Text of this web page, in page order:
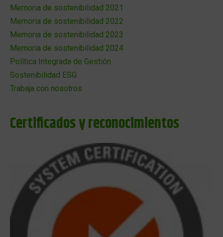
Memoria de sostenibilidad 2021
Memoria de sostenibilidad 2022
Memoria de sostenibilidad 2023
Memoria de sostenibilidad 2024
Política Integrada de Gestión
Sostenibilidad ESG
Trabaja con nosotros
Certificados y reconocimientos